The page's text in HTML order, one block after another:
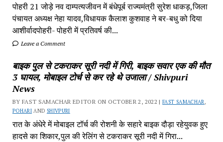
पोहरी 21 जोड़े नव दाम्पत्यजीवन में बंधेपूर्ब राज्यमंत्री सुरेश धाकड़,जिला
पंचायत अध्यक्ष नेहा यादव,विधायक कैलाश कुशवाह ने बर-बधु को दिया
आशीर्वादपोहरी- पोहरी में प्रतिवर्ष की...
Leave a Comment
बाइक पुल से टकराकर सूरी नदी में गिरी, बाइक सवार एक की मौत
3 घायल, मोबाइल टोर्च से कर रहे थे उजाला / Shivpuri
News
BY FAST SAMACHAR EDITOR ON OCTOBER 2, 2022 |FAST SAMACHAR ,
POHARI AND SHIVPURI
रात के अंधेरे में मोबाइल टॉर्च की रोशनी के सहारे बाइक दौड़ा रहेयुवक हुए
हादसे का शिकार,पुल की रेलिंग से टकराकर सूरी नदी में गिरा...